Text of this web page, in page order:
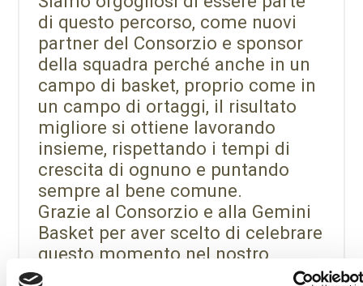
di questo percorso, come nuovi
partner del Consorzio e sponsor
della squadra perché anche in un
campo di basket, proprio come in
un campo di ortaggi, il risultato
migliore si ottiene lavorando
insieme, rispettando i tempi di
crescita di ognuno e puntando
sempre al bene comune.
Grazie al Consorzio e alla Gemini
Basket per aver scelto di celebrare
questo momento nel nostro
“verde”